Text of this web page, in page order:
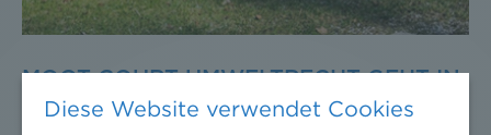
MOOT COURT UMWELTRECHT GEHT IN
DIE SECHSTE RUNDE
Diese Website verwendet Cookies